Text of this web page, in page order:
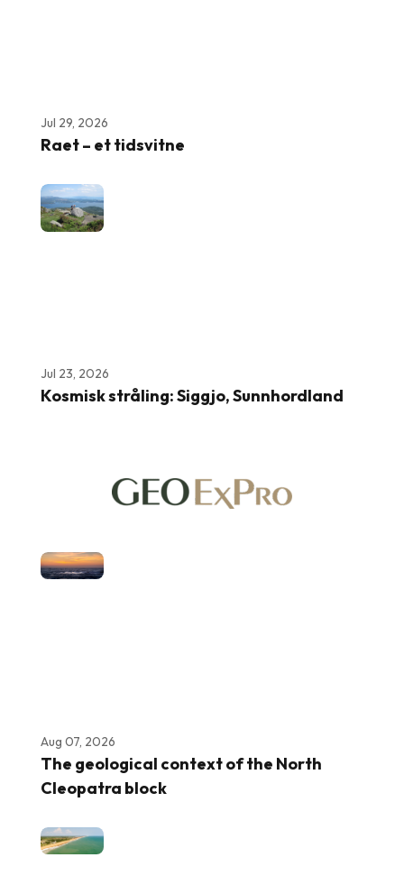
Jul 29, 2026
Raet – et tidsvitne
Jul 23, 2026
Kosmisk stråling: Siggjo, Sunnhordland
Aug 07, 2026
The geological context of the North
Cleopatra block